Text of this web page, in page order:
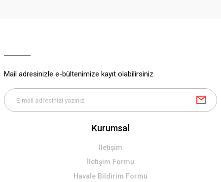
Bu ürüne benzer farklı alternatifler olmalı.
Gönder
Mail adresinizle e-bültenimize kayıt olabilirsiniz.
Kurumsal
İletişim
İletişim Formu
Havale Bildirim Formu